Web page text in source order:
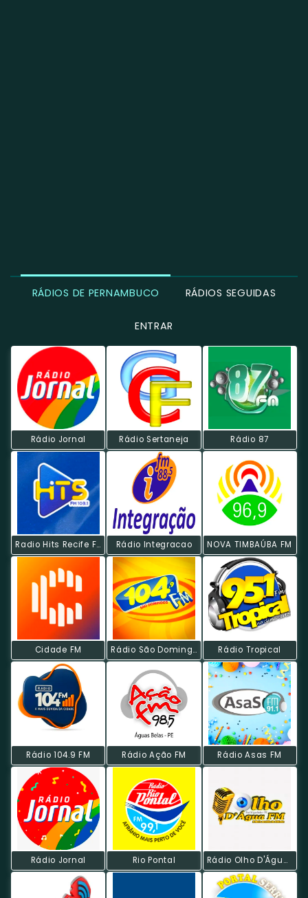
RÁDIOS DE PERNAMBUCO RÁDIOS SEGUIDAS
ENTRAR
Rádio Jornal Rádio Sertaneja Rádio 87
Radio Hits Recife FM Rádio Integracao NOVA TIMBAÚBA FM
Cidade FM Rádio São Domingos FM Rádio Tropical
Rádio 104.9 FM Rádio Ação FM Rádio Asas FM
Rádio Jornal Rio Pontal Rádio Olho D'Água FM